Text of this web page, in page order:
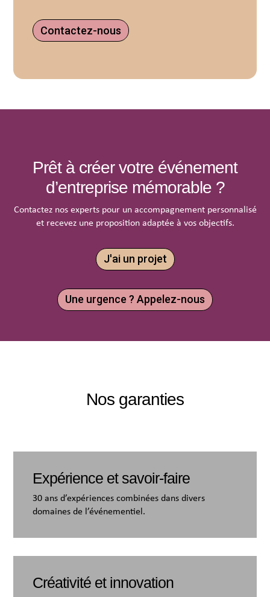
Contactez-nous
Prêt à créer votre événement
d’entreprise mémorable ?
Contactez nos experts pour un accompagnement personnalisé
et recevez une proposition adaptée à vos objectifs.
J'ai un projet
Une urgence ? Appelez-nous
Nos garanties
Expérience et savoir-faire
30 ans d’expériences combinées dans divers
domaines de l’événementiel.
Créativité et innovation